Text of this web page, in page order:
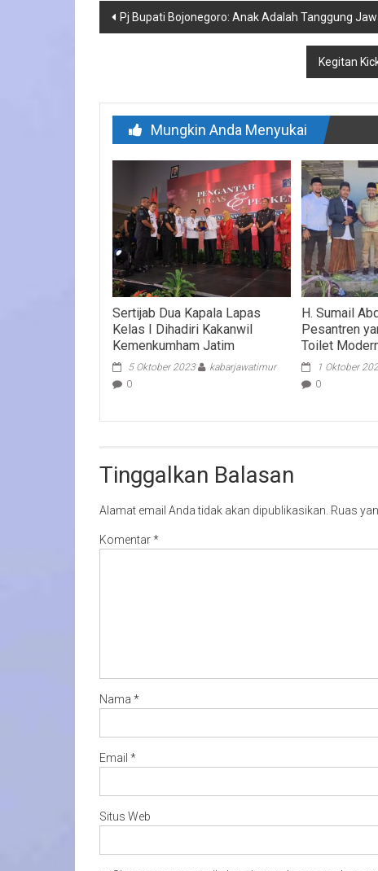
Navigasi
Pj Bupati Bojonegoro: Anak Adalah Tanggung
Kegitan
Mungkin Anda Menyukai
Sertijab Dua Kapala Lapas
Kelas I Dihadiri Kakanwil
Kemenkumham Jatim
5 Oktober 2023
kabarjawatimur
0
H. Sumail
Pesantren
Toilet
1 Oktober
0
Tinggalkan Balasan
Alamat email Anda tidak akan dipublikasikan. Ruas
Komentar*
Nama *
Email *
Situs Web